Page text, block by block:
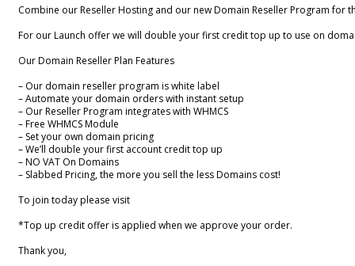
Combine our Reseller Hosting and our new Domain Reseller Program for
For our Launch offer we will double your first credit top up to use on
Our Domain Reseller Plan Features
– Our domain reseller program is white label
– Automate your domain orders with instant setup
– Our Reseller Program integrates with WHMCS
– Free WHMCS Module
– Set your own domain pricing
– We’ll double your first account credit top up
– NO VAT On Domains
– Slabbed Pricing, the more you sell the less Domains cost!
To join today please visit
*Top up credit offer is applied when we approve your order.
Thank you,